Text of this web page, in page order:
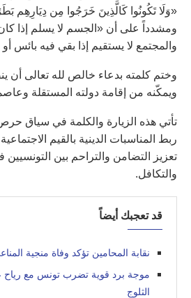
«وَلَا تَكُونُوا كَالَّذِينَ خَرَجُوا مِن دِيَارِهِم
ومشدداً على أن «الجسم لا يسلم إذا
والمجتمع لا يستقيم إذا بقي فيه بائس
وختم كلمته بدعاء خالص لله تعالى أن
ويمكّنه من إقامة دولته المستقلة
تأتي هذه الزيارة والكلمة في سياق
ربط المناسبات الدينية بالقيم
تعزيز التضامن والتراحم بين
والتكافل.
قد تعجبك أيضاً
نقابة المحامين تؤكد وفاة منجية
موجة برد قوية تضرب تونس مع رياح
الثلوج